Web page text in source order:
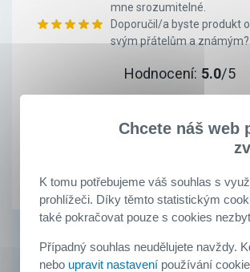
mne srozumitelné.
Doporučil/a byste produkt
svým přátelům a známým?
Hodnocení: 5.0/5
Odpověď Buřinky
Chcete náš web
K tomu potřebujeme váš souhlas s
prohlížeči. Díky těmto statistickým
také pokračovat pouze s cookies
Případný souhlas neudělujete navždy.
nebo upravit nastavení používání